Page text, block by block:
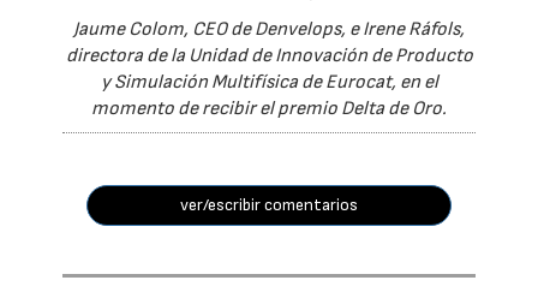
Jaume Colom, CEO de Denvelops, e Irene Ráfols,
directora de la Unidad de Innovación de Producto
y Simulación Multifísica de Eurocat, en el
momento de recibir el premio Delta de Oro.
ver/escribir comentarios